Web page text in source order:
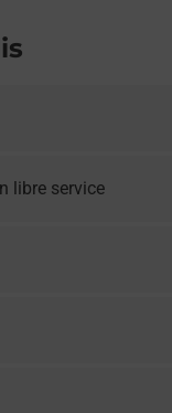
libre service